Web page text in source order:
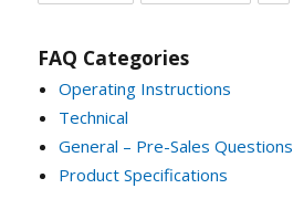
FAQ Categories
Operating Instructions
Technical
General – Pre-Sales Questions
Product Specifications